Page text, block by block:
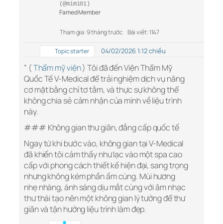
(@mimi01)
Famed Member
Tham gia: 9 tháng trước Bài viết: 1147
Topic starter 04/02/2026 1:12 chiều
” (Thẩm mỹ viện) Tôi đã đến Viện Thẩm Mỹ
Quốc Tế V-Medical để trải nghiệm dịch vụ nâng
cơ mặt bằng chỉ tơ tằm, và thực sự không thể
không chia sẻ cảm nhận của mình về liệu trình
này.
### Không gian thư giãn, đẳng cấp quốc tế
Ngay từ khi bước vào, không gian tại V-Medical
đã khiến tôi cảm thấy như lạc vào một spa cao
cấp với phong cách thiết kế hiện đại, sang trọng
nhưng không kém phần ấm cúng. Mùi hương
nhẹ nhàng, ánh sáng dịu mắt cùng với âm nhạc
thư thái tạo nên một không gian lý tưởng để thư
giãn và tận hưởng liệu trình làm đẹp.